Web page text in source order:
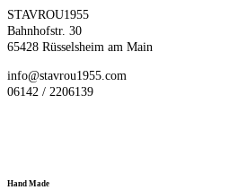
STAVROU1955
Bahnhofstr. 30
65428 Rüsselsheim am Main
info@stavrou1955.com
06142 / 2206139
Hand Made